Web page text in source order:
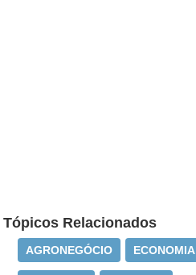
Tópicos Relacionados
AGRONEGÓCIO ECONOMIA